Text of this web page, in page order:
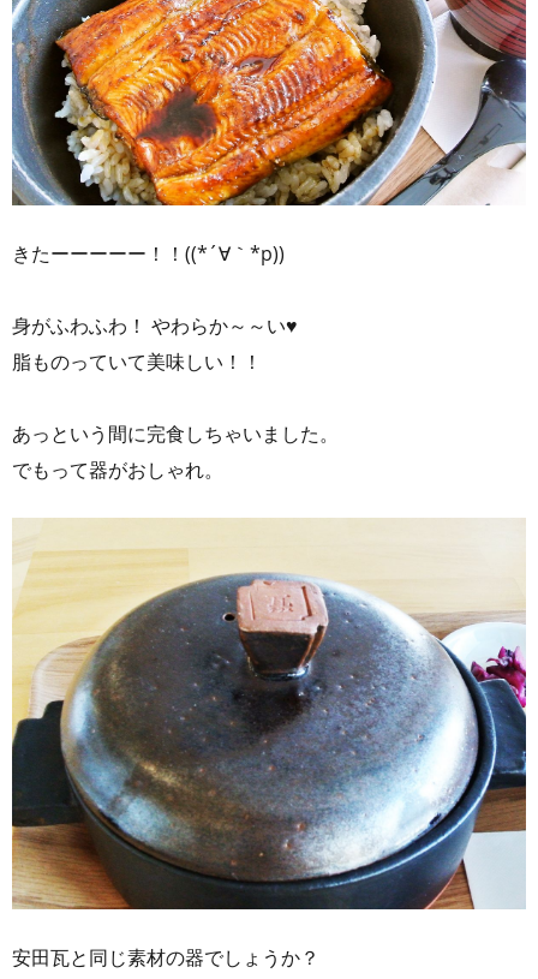
きたーーーーー！！((*´∀｀*p))
身がふわふわ！ やわらか～～い♥
脂ものっていて美味しい！！
あっという間に完食しちゃいました。
でもって器がおしゃれ。
安田瓦と同じ素材の器でしょうか？